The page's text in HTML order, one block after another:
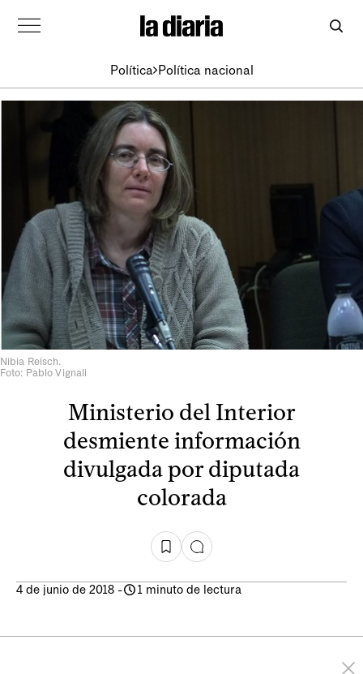
Política Política nacional
Nibia Reisch.
Foto: Pablo Vignali
Ministerio del Interior
desmiente información
divulgada por diputada
colorada
4 de junio de 2018 - 1 minuto de lectura